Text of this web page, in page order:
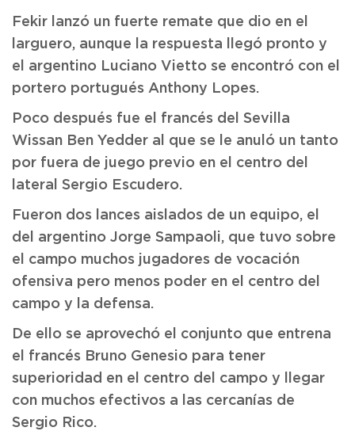
Fekir lanzó un fuerte remate que dio en el
larguero, aunque la respuesta llegó pronto y
el argentino Luciano Vietto se encontró con el
portero portugués Anthony Lopes.
Poco después fue el francés del Sevilla
Wissan Ben Yedder al que se le anuló un tanto
por fuera de juego previo en el centro del
lateral Sergio Escudero.
Fueron dos lances aislados de un equipo, el
del argentino Jorge Sampaoli, que tuvo sobre
el campo muchos jugadores de vocación
ofensiva pero menos poder en el centro del
campo y la defensa.
De ello se aprovechó el conjunto que entrena
el francés Bruno Genesio para tener
superioridad en el centro del campo y llegar
con muchos efectivos a las cercanías de
Sergio Rico.